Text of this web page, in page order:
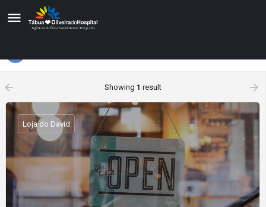
arrow_backward Showing 1 result arrow_forward
Loja do David